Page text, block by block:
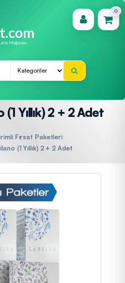
0
(0)
Yıllık) 2 + 2 Adet
Fırsat Paketleri
(1 Yıllık) 2 + 2 Adet